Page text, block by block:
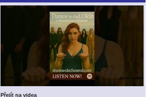
Přejít na videa